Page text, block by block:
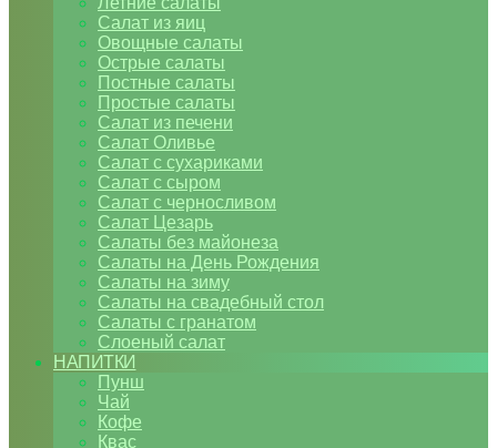
Салат из яиц
Овощные салаты
Острые салаты
Постные салаты
Простые салаты
Салат из печени
Салат Оливье
Салат с сухариками
Салат с сыром
Салат с черносливом
Салат Цезарь
Салаты без майонеза
Салаты на День Рождения
Салаты на зиму
Салаты на свадебный стол
Салаты с гранатом
Слоеный салат
НАПИТКИ
Пунш
Чай
Кофе
Квас